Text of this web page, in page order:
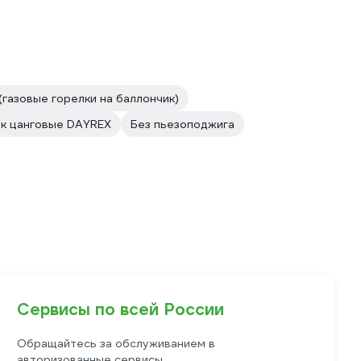
горелки на баллончик)
цанговые DAYREX
Без пьезоподжига
Сервисы по всей России
Обращайтесь за обслуживанием в